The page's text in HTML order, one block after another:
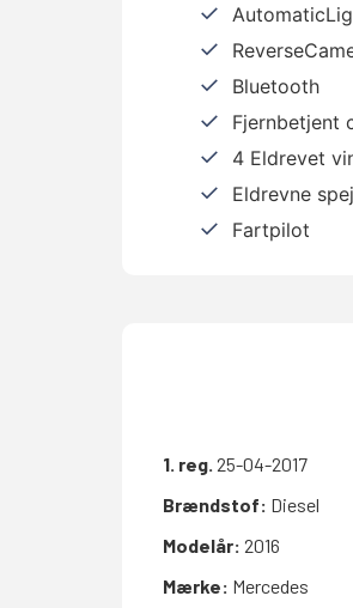
Bluetooth
Fjernbetjent
4 Eldrevet
Eldrevne
Fartpilot
1. reg. 25-04-2017
Brændstof: Diesel
Modelår: 2016
Mærke: Mercedes